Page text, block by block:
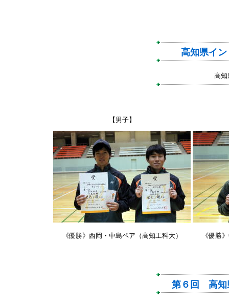
高知県イ
高知
【男子】
《優勝》西岡・中島ペア（高知工科大） 《優勝
第６回 高知